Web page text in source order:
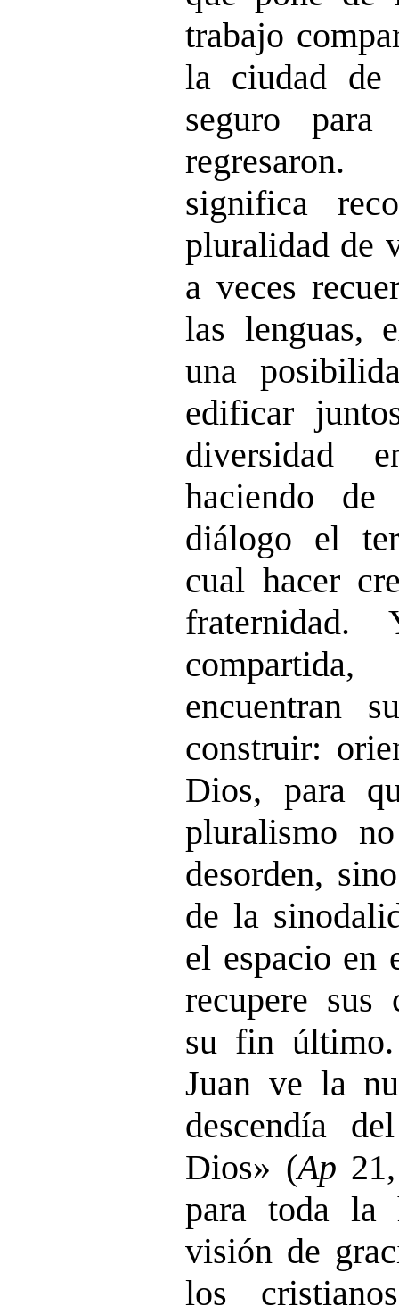
trabajo
la ciudad de
seguro
significa
pluralidad de
a veces
las lenguas,
una
edificar
diversidad
haciendo
diálogo el
cual hacer
encuentran
construir:
Dios, para
pluralismo
desorden,
de la
el espacio en
recupere sus
su fin
Juan ve la
descendía
Dios» (Ap
para toda la
visión de
los